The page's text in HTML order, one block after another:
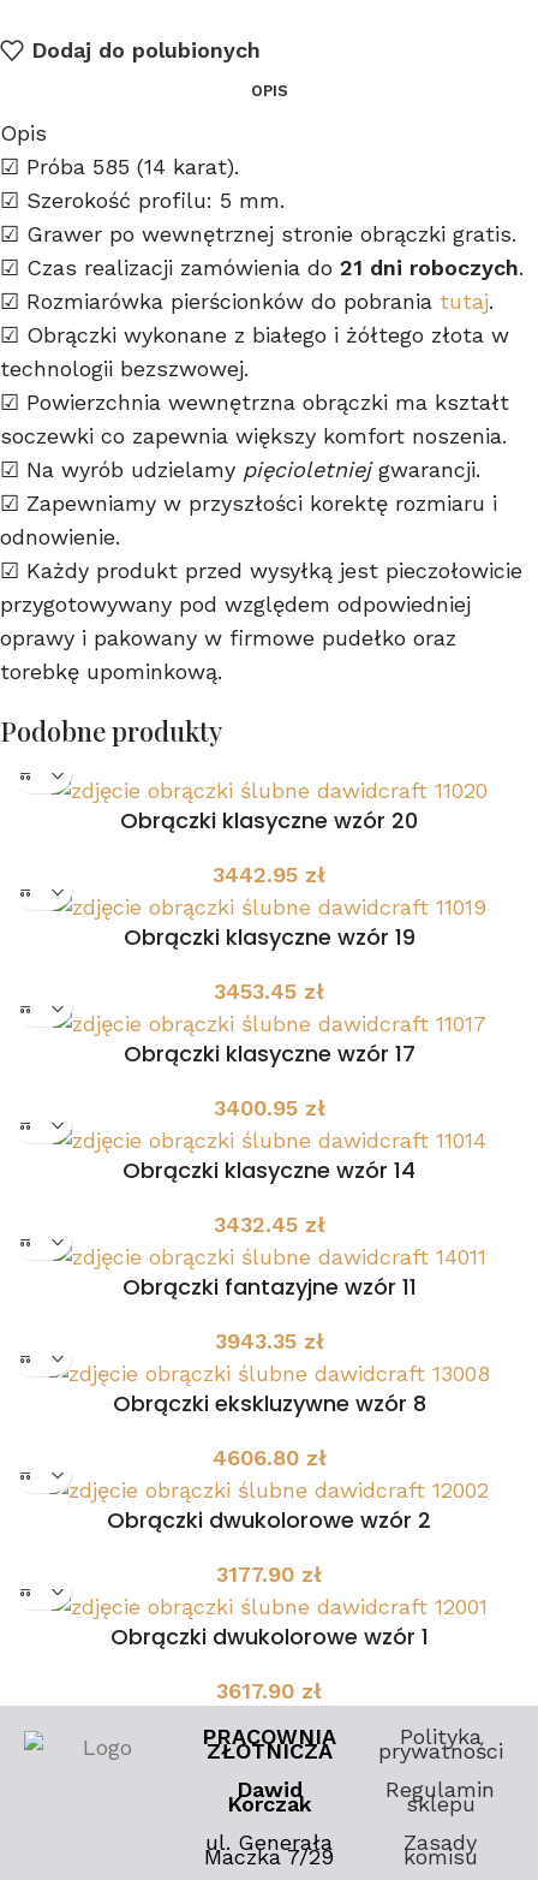
Dodaj do polubionych
OPIS
Opis
☑ Próba 585 (14 karat).
☑ Szerokość profilu: 5 mm.
☑ Grawer po wewnętrznej stronie obrączki gratis.
☑ Czas realizacji zamówienia do 21 dni roboczych.
☑ Rozmiarówka pierścionków do pobrania tutaj.
☑ Obrączki wykonane z białego i żółtego złota w
technologii bezszwowej.
☑ Powierzchnia wewnętrzna obrączki ma kształt
soczewki co zapewnia większy komfort noszenia.
☑ Na wyrób udzielamy pięcioletniejgwarancji.
☑ Zapewniamy w przyszłości korektę rozmiaru i
odnowienie.
☑ Każdy produkt przed wysyłką jest pieczołowicie
przygotowywany pod względem odpowiedniej
oprawy i pakowany w firmowe pudełko oraz
torebkę upominkową.
Podobne produkty
Obrączki klasyczne wzór 20
3442.95 zł
Obrączki klasyczne wzór 19
3453.45 zł
Obrączki klasyczne wzór 17
3400.95 zł
Obrączki klasyczne wzór 14
3432.45 zł
Obrączki fantazyjne wzór 11
3943.35 zł
Obrączki ekskluzywne wzór 8
4606.80 zł
Obrączki dwukolorowe wzór 2
3177.90 zł
Obrączki dwukolorowe wzór 1
3617.90 zł
PRACOWNIA
ZŁOTNICZA
Dawid
Korczak
ul. Generała
Maczka 7/29
Polityka
prywatności
Regulamin
sklepu
Zasady
komisu